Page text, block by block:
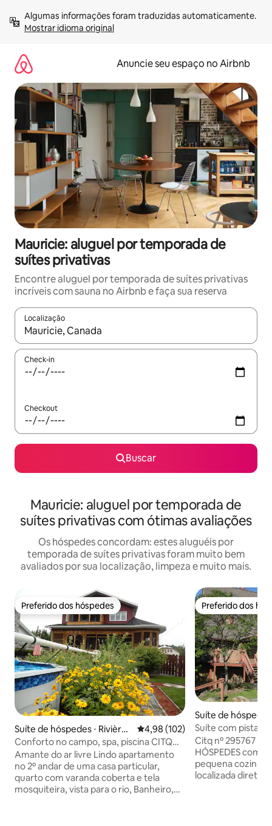
para
Mostrar idioma original
Anuncie seu espaço no Airbnb
Mauricie: aluguel por temporada de
suítes privativas
Encontre aluguel por temporada de suítes privativas
incríveis com sauna no Airbnb e faça sua reserva
Localização
Quando os resultados estiverem disponíveis, explore-os
Check-in
Checkout
Buscar
Mauricie: aluguel por temporada de
suítes privativas com ótimas avaliações
Os hóspedes concordam: estes aluguéis por
temporada de suítes privativas foram muito bem
avaliados por sua localização, limpeza e muito mais.
Preferido dos hóspedes
Preferido dos hóspedes
Suíte de hóspedes ⋅ Rivière-
à-Pierre
4,98 de uma avaliação média de
4,98 (102)
Conforto no campo, spa, piscina CITQ
304425
Amante do ar livre Lindo apartamento
no 2º andar de uma casa particular,
quarto com varanda coberta e tela
mosquiteira, vista para o rio, Banheiro,
Preferido dos
Preferido dos
Suíte de
emblant
Suíte com pista
casais!
Citq nº 295767 Confortável SUÍTE DE
HÓSPEDES com
pequena cozinha
localizada